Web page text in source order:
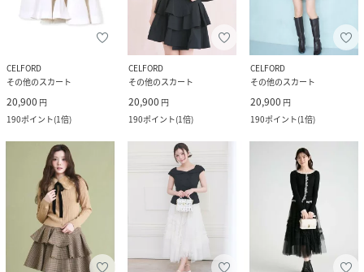
CELFORD
その他のスカート
20,900 円
190ポイント(1倍)
CELFORD
その他のスカート
20,900 円
190ポイント(1倍)
CELFORD
その他のスカート
20,900 円
190ポイント(1倍)